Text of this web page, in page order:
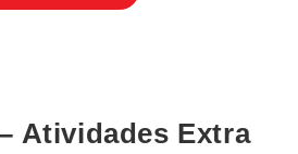
Atividades Extra